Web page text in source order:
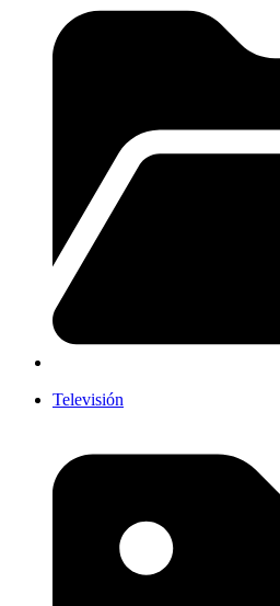
Televisión